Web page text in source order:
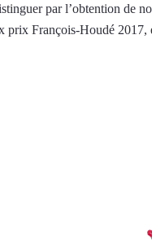
par l’obtention de
prix François-Houdé